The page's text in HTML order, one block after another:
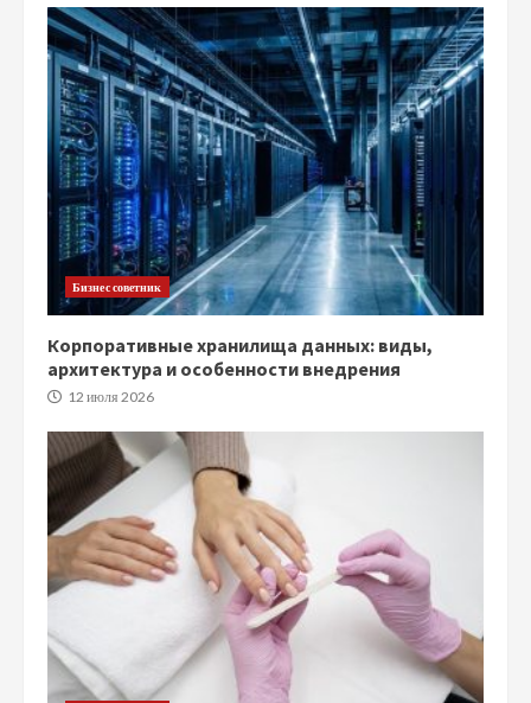
Бизнес советник
Корпоративные хранилища данных: виды,
архитектура и особенности внедрения
12 июля 2026